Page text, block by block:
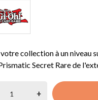
collection à un niveau
Secret Rare de
+